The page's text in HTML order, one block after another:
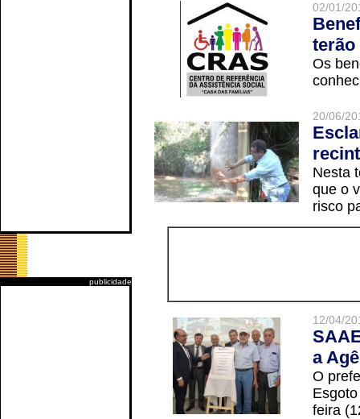
publicidade
02/01/
terão
Os
20/06/
Nesta
que o
risco
12/04/
a
O
feira